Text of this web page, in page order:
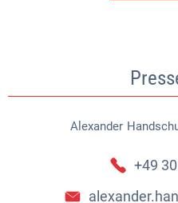
Alexander
+49